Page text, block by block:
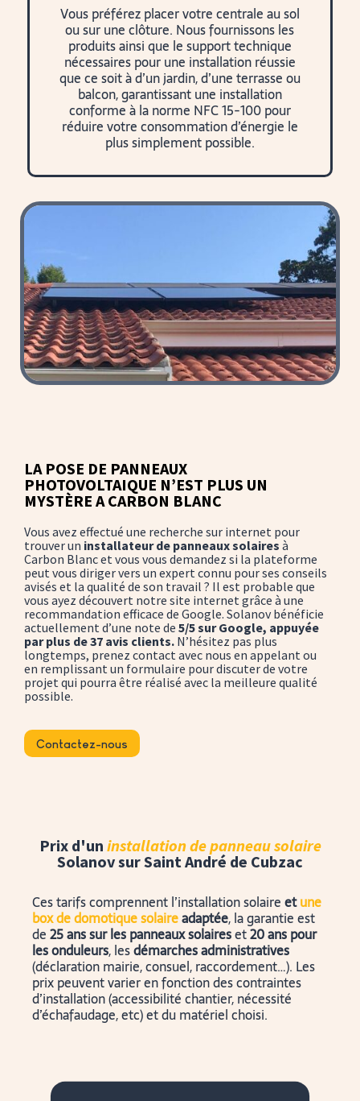
Vous préférez placer votre centrale au sol
ou sur une clôture. Nous fournissons les
produits ainsi que le support technique
nécessaires pour une installation réussie
que ce soit à d’un jardin, d’une terrasse ou
balcon, garantissant une installation
conforme à la norme NFC 15-100 pour
réduire votre consommation d’énergie le
plus simplement possible.
LA POSE DE PANNEAUX
PHOTOVOLTAIQUE N’EST PLUS UN
MYSTÈRE A CARBON BLANC
Vous avez effectué une recherche sur internet pour
trouver un installateur de panneaux solaires à
Carbon Blanc et vous vous demandez si la plateforme
peut vous diriger vers un expert connu pour ses conseils
avisés et la qualité de son travail ? Il est probable que
vous ayez découvert notre site internet grâce à une
recommandation efficace de Google. Solanov bénéficie
actuellement d’une note de 5/5 sur Google, appuyée
par plus de 37 avis clients. N’hésitez pas plus
longtemps, prenez contact avec nous en appelant ou
en remplissant un formulaire pour discuter de votre
projet qui pourra être réalisé avec la meilleure qualité
possible.
Contactez-nous
Prix d'un installation de panneau solaire
Solanov sur Saint André de Cubzac
Ces tarifs comprennent l’installation solaireetune
box de domotique solaireadaptée, la garantie est
de25 ans sur les panneaux solaireset20 ans pour
les onduleurs, lesdémarches administratives
(déclaration mairie, consuel, raccordement…). Les
prix peuvent varier en fonction des contraintes
d’installation (accessibilité chantier, nécessité
d’échafaudage, etc) et du matériel choisi.